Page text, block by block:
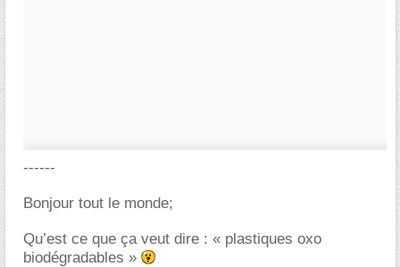
------
Bonjour tout le monde;
Qu’est ce que ça veut dire : « plastiques oxo
biodégradables »